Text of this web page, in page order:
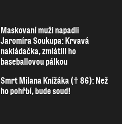
Maskovaní muži napadli
Jaromíra Soukupa: Krvavá
nakládačka, zmlátili ho
baseballovou pálkou
Smrt Milana Knížáka († 86): Než
ho pohřbí, bude soud!